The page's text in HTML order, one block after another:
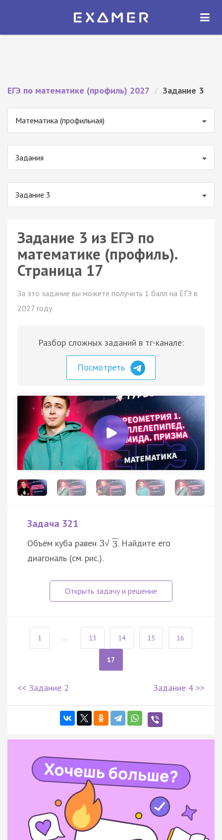
Экзамер — ЕГЭ 2027
ОТКРЫТЬ
ЕГЭ по математике (профиль) 2027 / Задание 3
Математика (профильная)
Задания
Задание 3
Задание 3 из ЕГЭ по
математике (профиль).
Страница 17
За это задание вы можете получить 1 балл на ЕГЭ в
2027 году
Разбор сложных заданий в тг-канале:
Посмотреть
Задача 321
Объём куба равен 3√ 3. Найдите его
диагональ (см. рис.).
1 ... 13 14 15 16
17
<< Задание 2 Задание 4 >>